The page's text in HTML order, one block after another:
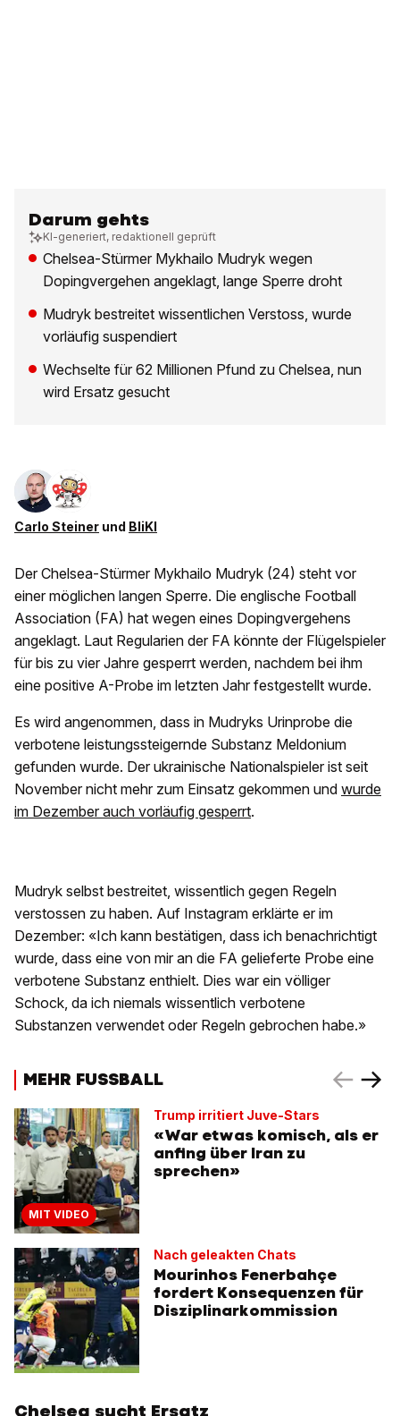
Darum gehts
KI-generiert, redaktionell geprüft
Chelsea-Stürmer Mykhailo Mudryk wegen
Dopingvergehen angeklagt, lange Sperre droht
Mudryk bestreitet wissentlichen Verstoss, wurde
vorläufig suspendiert
Wechselte für 62 Millionen Pfund zu Chelsea, nun
wird Ersatz gesucht
Carlo Steiner und BliKI
Der Chelsea-Stürmer Mykhailo Mudryk (24) steht vor
einer möglichen langen Sperre. Die englische Football
Association (FA) hat wegen eines Dopingvergehens
angeklagt. Laut Regularien der FA könnte der Flügelspieler
für bis zu vier Jahre gesperrt werden, nachdem bei ihm
eine positive A-Probe im letzten Jahr festgestellt wurde.
Es wird angenommen, dass in Mudryks Urinprobe die
verbotene leistungssteigernde Substanz Meldonium
gefunden wurde. Der ukrainische Nationalspieler ist seit
November nicht mehr zum Einsatz gekommen und wurde
im Dezember auch vorläufig gesperrt.
Mudryk selbst bestreitet, wissentlich gegen Regeln
verstossen zu haben. Auf Instagram erklärte er im
Dezember: «Ich kann bestätigen, dass ich benachrichtigt
wurde, dass eine von mir an die FA gelieferte Probe eine
verbotene Substanz enthielt. Dies war ein völliger
Schock, da ich niemals wissentlich verbotene
Substanzen verwendet oder Regeln gebrochen habe.»
MEHR FUSSBALL
MIT VIDEO
Trump irritiert Juve-Stars
«War etwas komisch, als er
anfing über Iran zu
sprechen»
Nach geleakten Chats
Mourinhos Fenerbahçe
fordert Konsequenzen für
Disziplinarkommission
Chelsea sucht Ersatz